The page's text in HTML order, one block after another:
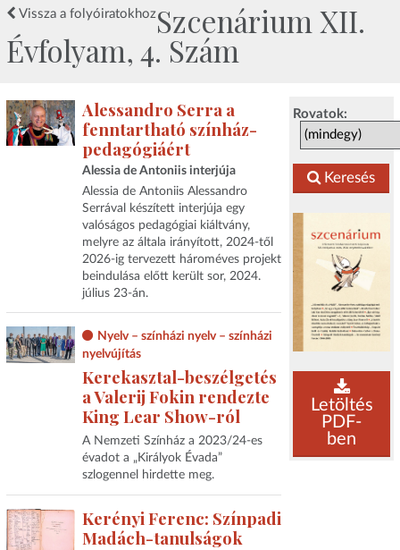
Vissza a folyóiratokhozSzcenárium XII.
Évfolyam, 4. Szám
Rovatok:
Keresés
Letöltés
PDF-
ben
Alessandro Serra a
fenntartható színház-
pedagógiáért
Alessia de Antoniis interjúja
Alessia de Antoniis Alessandro
Serrával készített interjúja egy
valóságos pedagógiai kiáltvány,
melyre az általa irányított, 2024-től
2026-ig tervezett hároméves projekt
beindulása előtt került sor, 2024.
július 23-án.
Nyelv – színházi nyelv – színházi
nyelvújítás
Kerekasztal-beszélgetés
a Valerij Fokin rendezte
King Lear Show-ról
A Nemzeti Színház a 2023/24‑es
évadot a „Királyok Évada”
szlogennel hirdette meg.
Kerényi Ferenc: Színpadi
Madách-tanulságok